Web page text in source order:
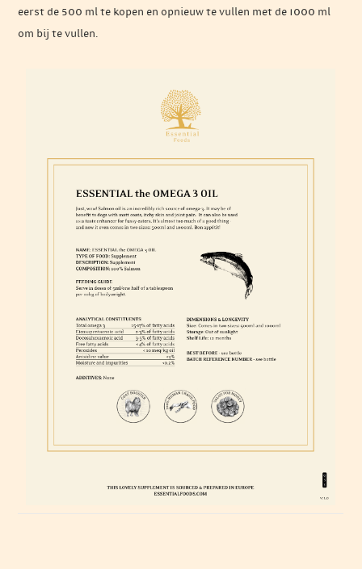
eerst de 500 ml te kopen en opnieuw te vullen met de 1000 ml
om bij te vullen.